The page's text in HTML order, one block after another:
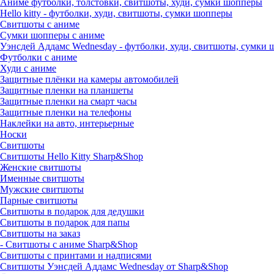
Аниме футболки, толстовки, свитшоты, худи, сумки шопперы
Hello kitty - футболки, худи, свитшоты, сумки шопперы
Свитшоты с аниме
Сумки шопперы с аниме
Уэнсдей Аддамс Wednesday - футболки, худи, свитшоты, сумки
Футболки с аниме
Худи с аниме
Защитные плёнки на камеры автомобилей
Защитные пленки на планшеты
Защитные пленки на смарт часы
Защитные пленки на телефоны
Наклейки на авто, интерьерные
Носки
Свитшоты
Cвитшоты Hello Kitty Sharp&Shop
Женские свитшоты
Именные свитшоты
Мужские свитшоты
Парные свитшоты
Свитшоты в подарок для дедушки
Свитшоты в подарок для папы
Свитшоты на заказ
- Свитшоты с аниме Sharp&Shop
Свитшоты с принтами и надписями
Свитшоты Уэнсдей Аддамс Wednesday от Sharp&Shop